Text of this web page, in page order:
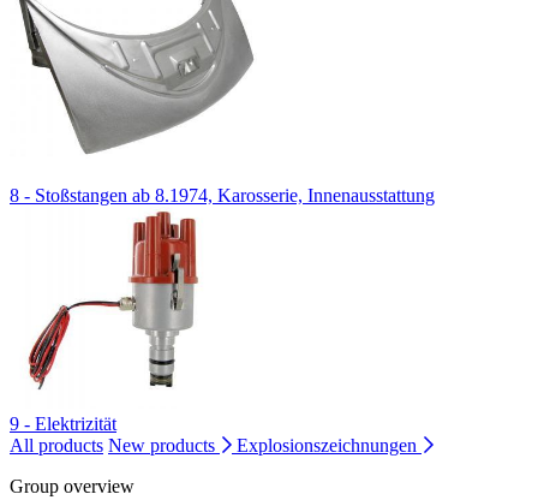
8 - Stoßstangen ab 8.1974, Karosserie, Innenausstattung
9 - Elektrizität
All products New products
Explosionszeichnungen
Group overview